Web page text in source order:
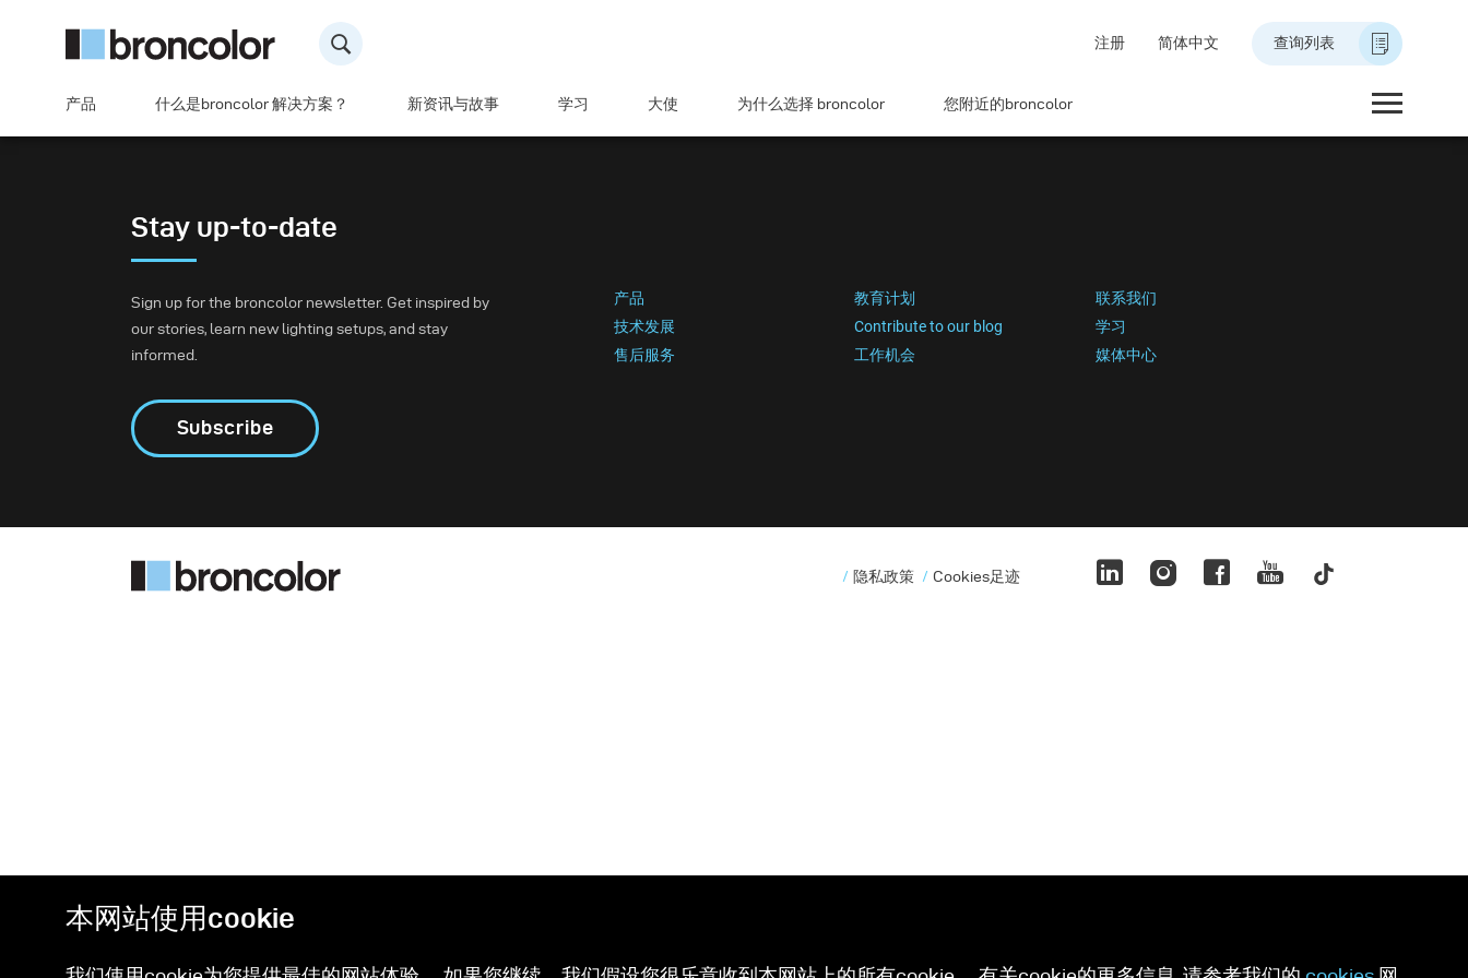
注册 简体中文 查询列表
产品 什么是broncolor 解决方案？ 新资讯与故事 学习 大使 为什么选择 broncolor 您附近的broncolor
Stay up-to-date
Sign up for the broncolor newsletter. Get inspired by
our stories, learn new lighting setups, and stay
informed.
Subscribe
产品 教育计划
联系我们
技术发展
Contribute to our blog
学习
售后服务
工作机会 媒体中心
隐私政策 Cookies足迹
本网站使用cookie